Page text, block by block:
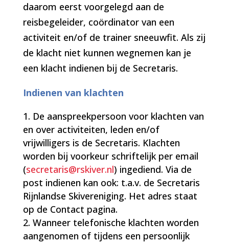
daarom eerst voorgelegd aan de
reisbegeleider, coördinator van een
activiteit en/of de trainer sneeuwfit. Als zij
de klacht niet kunnen wegnemen kan je
een klacht indienen bij de Secretaris.
Indienen van klachten
De aanspreekpersoon voor klachten van
en over activiteiten, leden en/of
vrijwilligers is de Secretaris. Klachten
worden bij voorkeur schriftelijk per email
(secretaris@rskiver.nl) ingediend. Via de
post indienen kan ook: t.a.v. de Secretaris
Rijnlandse Skivereniging. Het adres staat
op de Contact pagina.
Wanneer telefonische klachten worden
aangenomen of tijdens een persoonlijk